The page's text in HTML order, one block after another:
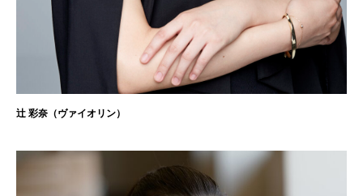
辻󠄀 彩奈（ヴァイオリン）